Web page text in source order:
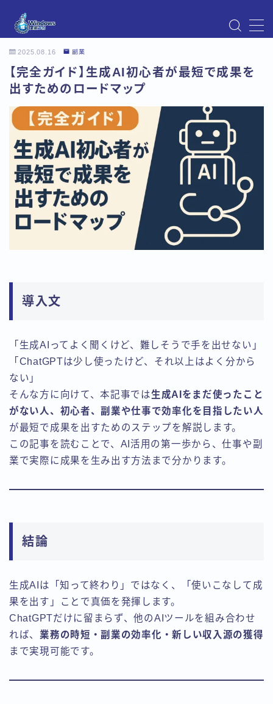
Instagram
Windows Updateの不具合・エラー対処法まとめ
【Windows11対応】
アクセス
お問い合わせ
デモプリセット記事 Part07
トップページ
プライバシーポリシー
プロフィール
メニュー
利用規約／特定商取引法に基づく表記
有料記事の決済完了ページ
2025.08.16 副業
【完全ガイド】生成AI初心者が最短で成果を
出すためのロードマップ
導入文
「生成AIってよく聞くけど、難しそうで手を出せない」
「ChatGPTは少し使ったけど、それ以上はよく分から
ない」
そんな方に向けて、本記事では生成AIをまだ使ったこと
がない人、初心者、副業や仕事で効率化を目指したい人
が最短で成果を出すためのステップを解説します。
この記事を読むことで、AI活用の第一歩から、仕事や副
業で実際に成果を生み出す方法まで分かります。
結論
生成AIは「知って終わり」ではなく、「使いこなして成
果を出す」ことで真価を発揮します。
ChatGPTだけに留まらず、他のAIツールを組み合わせ
れば、業務の時短・副業の効率化・新しい収入源の獲得
まで実現可能です。